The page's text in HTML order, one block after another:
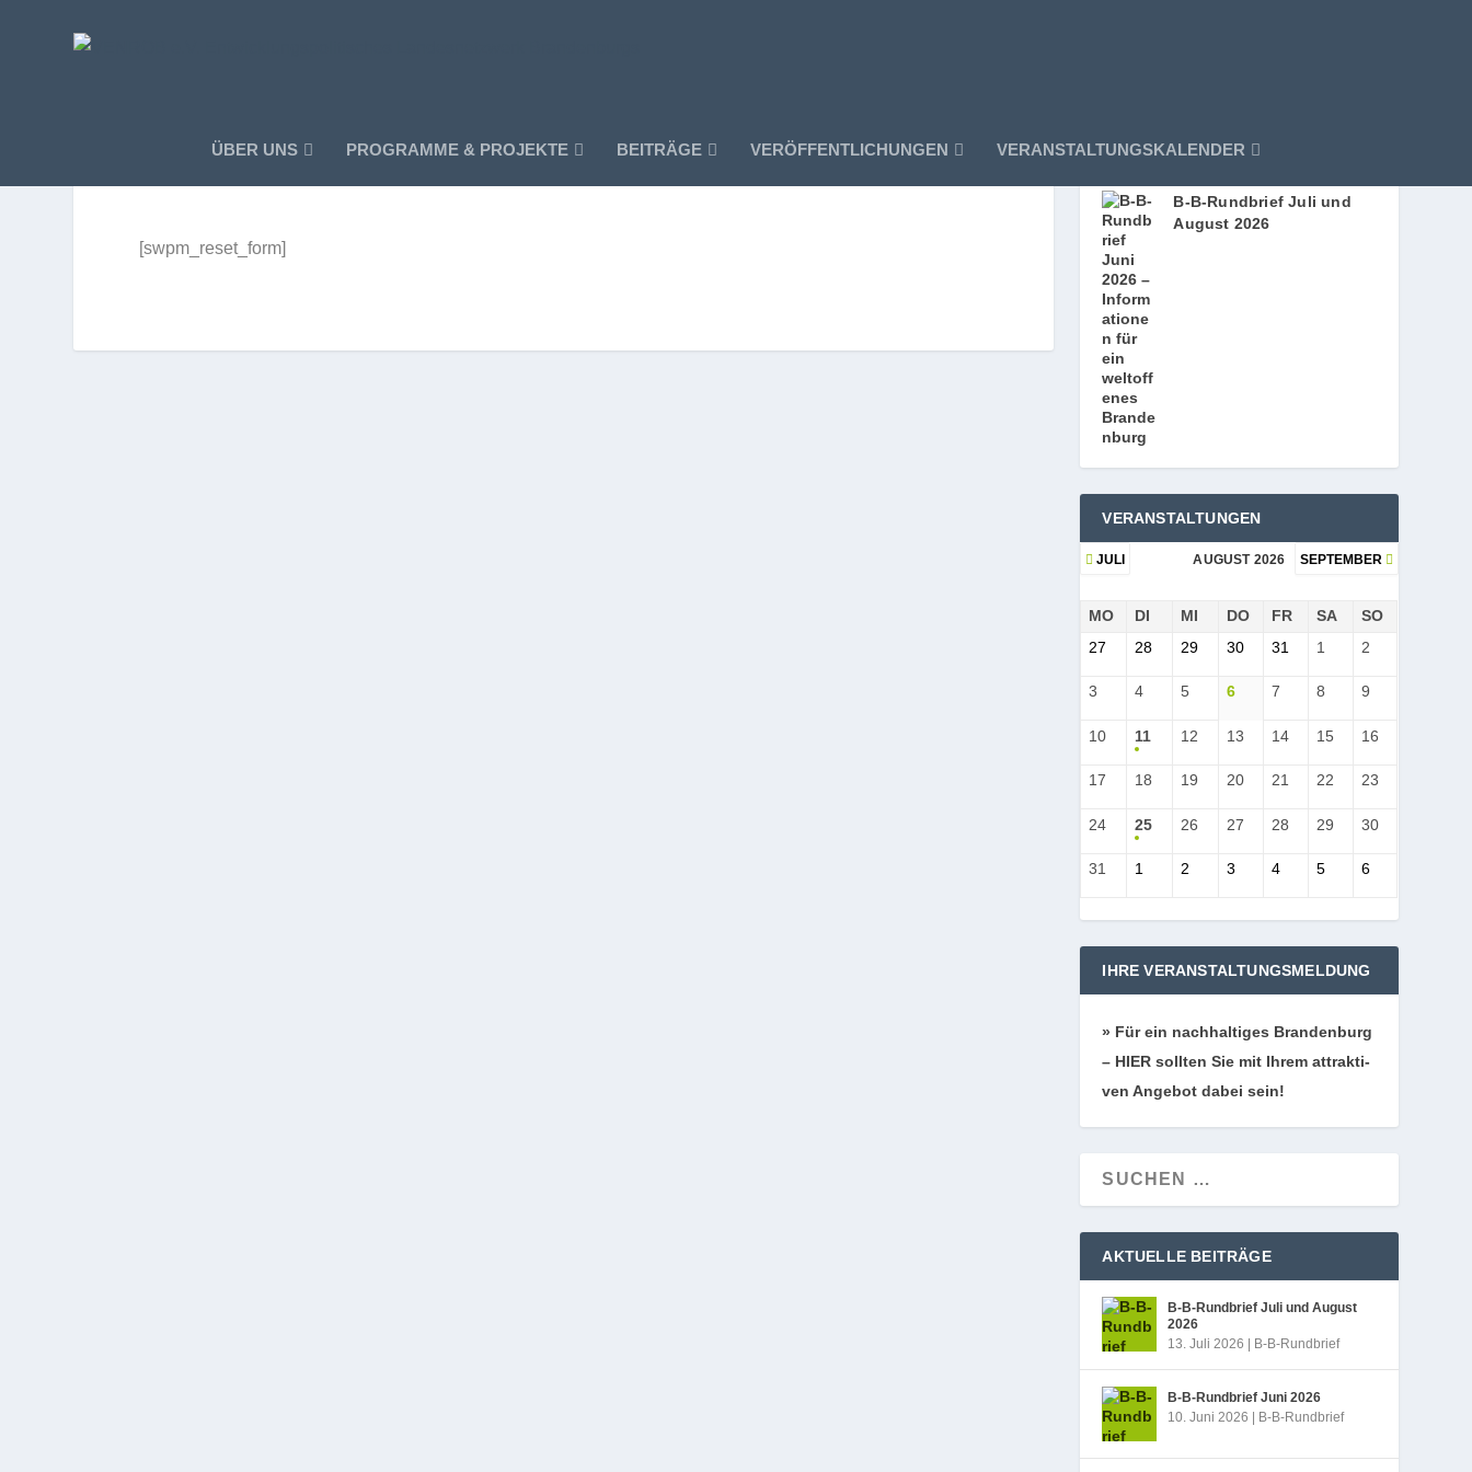
ÜBER UNS PROGRAMME & PROJEKTE BEITRÄGE VERÖFFENTLICHUNGEN VERANSTALTUNGSKALENDER
[swpm_​reset_​form]
NEU!
B‑B-Rundbrief Juli und
August 2026
VERANSTALTUNGEN
JULI AUGUST 2026 SEPTEMBER
MO DI MI DO FR SA
SO
27
28 29 30 31 1 2
3 4 5 6 7 8 9
10 11 12 13 14 15 16
17 18 19 20 21 22 23
24 25 26 27 28 29 30
31 1 2 3 4 5 6
IHRE VERANSTALTUNGSMELDUNG
» Für ein nach­hal­ti­ges Bran­den­burg
– HIER soll­ten Sie mit Ihrem attrak­ti­
ven Ange­bot dabei sein!
AKTUELLE BEITRÄGE
B‑B-Rundbrief Juli und August
2026
13. Juli 2026
B-B-Rundbrief
B‑B-Rundbrief Juni 2026
10. Juni 2026
B-B-Rundbrief